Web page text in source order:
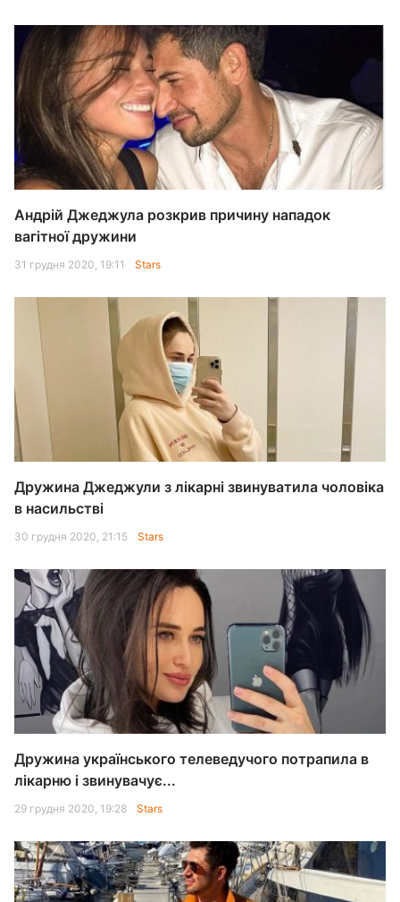
Андрій Джеджула розкрив причину нападок
вагітної дружини
31 грудня 2020, 19:11 Stars
Дружина Джеджули з лікарні звинуватила чоловіка
в насильстві
30 грудня 2020, 21:15 Stars
Дружина українського телеведучого потрапила в
лікарню і звинувачує...
29 грудня 2020, 19:28 Stars